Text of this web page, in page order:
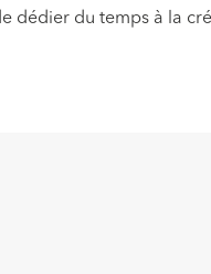
dédier du temps à la